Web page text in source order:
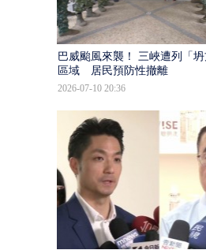
巴威颱風來襲！ 三峽遭列「坍
區域 居民預防性撤離
2026-07-10 20:36